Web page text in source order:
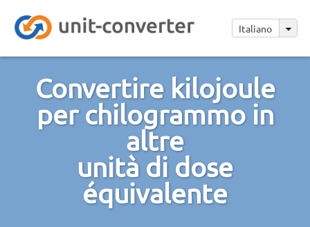
Italiano
Convertire kilojoule
per chilogrammo in
altre
unità di dose
équivalente